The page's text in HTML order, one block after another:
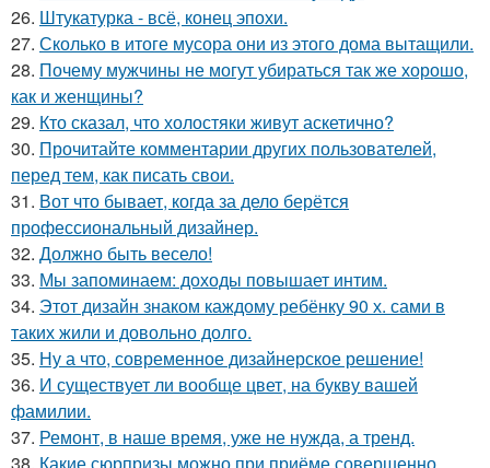
26. Штукатурка - всё, конец эпохи.
27. Сколько в итоге мусора они из этого дома вытащили.
28. Почему мужчины не могут убираться так же хорошо,
как и женщины?
29. Кто сказал, что холостяки живут аскетично?
30. Прочитайте комментарии других пользователей,
перед тем, как писать свои.
31. Вот что бывает, когда за дело берётся
профессиональный дизайнер.
32. Должно быть весело!
33. Мы запоминаем: доходы повышает интим.
34. Этот дизайн знаком каждому ребёнку 90 х. сами в
таких жили и довольно долго.
35. Ну а что, современное дизайнерское решение!
36. И существует ли вообще цвет, на букву вашей
фамилии.
37. Ремонт, в наше время, уже не нужда, а тренд.